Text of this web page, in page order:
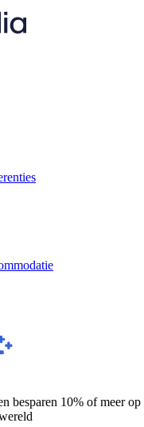
besparen 10% of meer